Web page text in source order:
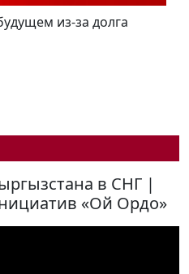
из-за долга
в СНГ |
«Ой Ордо»